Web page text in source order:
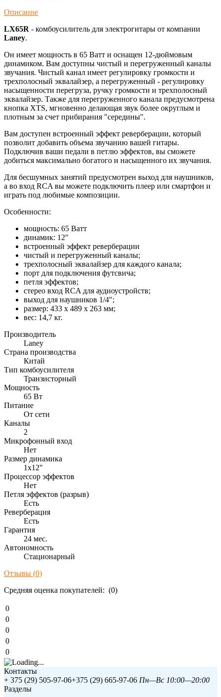
Описание
LX65R - комбоусилитель для электрогитары от компании
Laney.
Он имеет мощность в 65 Ватт и оснащен 12-дюймовым
динамиком. Вам доступны чистый и перегруженный каналы
звучания. Чистый канал имеет регулировку громкости и
трехполосный эквалайзер, а перегруженный - регулировку
насыщенности перегруза, ручку громкости и трехполосный
эквалайзер. Также для перегруженного канала предусмотрена
кнопка XTS, мгновенно делающая звук более округлым и
плотным за счет прибирания "середины".
Вам доступен встроенный эффект реверберации, который
позволит добавить объема звучанию вашей гитары.
Подключив ваши педали в петлю эффектов, вы сможете
добиться максимально богатого и насыщенного их звучания.
Для бесшумных занятий предусмотрен выход для наушников,
а во вход RCA вы можете подключить плеер или смартфон и
играть под любимые композиции.
Особенности:
мощность: 65 Ватт
динамик: 12"
встроенный эффект реверберации
чистый и перегруженный каналы;
трехполосный эквалайзер для каждого канала;
порт для подключения футсвича;
петля эффектов;
стерео вход RCA для аудиоустройств;
выход для наушников 1/4";
размер: 433 x 489 x 263 мм;
вес: 14,7 кг.
Производитель
Laney
Страна производства
Китай
Тип комбоусилителя
Транзисторный
Мощность
65 Вт
Питание
От сети
Каналы
2
Микрофонный вход
Нет
Размер динамика
1x12"
Процессор эффектов
Нет
Петля эффектов (разрыв)
Есть
Реверберация
Есть
Гарантия
24 мес.
Автономность
Стационарный
Отзывы (0)
Средняя оценка покупателей: (0)
0
0
0
0
0
Контакты
+ 375 (29) 505-97-06+375 (29) 665-97-06 Пн—Вс 10:00—20:00
Разделы